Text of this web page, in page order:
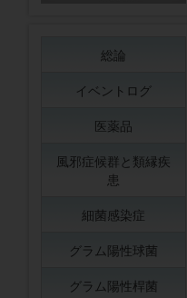
総論
イベントログ
医薬品
風邪症候群と類縁疾
患
細菌感染症
グラム陽性球菌
グラム陽性桿菌